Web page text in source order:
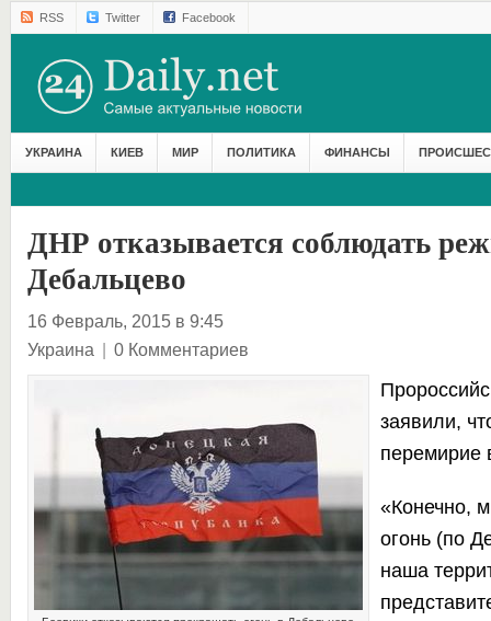
RSS Twitter Facebook
УКРАИНА КИЕВ МИР ПОЛИТИКА ФИНАНСЫ
ДНР отказывается соблюдать
Дебальцево
16 Февраль, 2015 в 9:45
Украина | 0 Комментариев
заявили,
перемирие
«Конечно,
огонь (по
наша